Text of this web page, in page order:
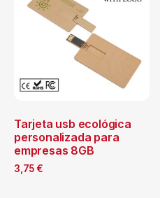
Tarjeta usb ecológica
personalizada para
empresas 8GB
3,75 €